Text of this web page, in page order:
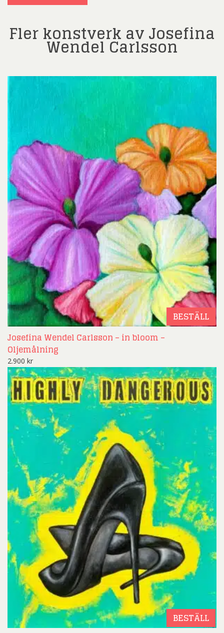
Fler konstverk av Josefina
Wendel Carlsson
BESTÄLL
Josefina Wendel Carlsson – in bloom –
Oljemålning
2.900 kr
BESTÄLL